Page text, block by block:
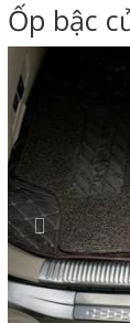
Ốp bậc
Previous